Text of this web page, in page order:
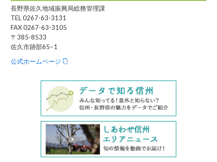
長野県佐久地域振興局総務管理課
TEL 0267-63-3131
FAX 0267-63-3105
〒385-8533
佐久市跡部65−1
公式ホームページ